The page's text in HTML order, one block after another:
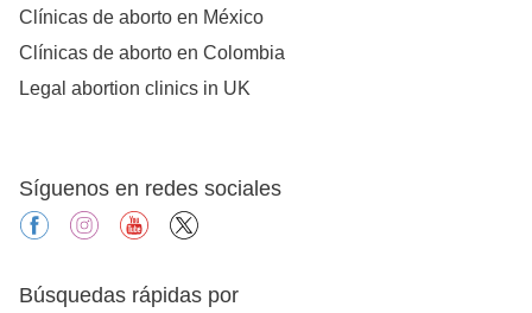
Clínicas de aborto en México
Clínicas de aborto en Colombia
Legal abortion clinics in UK
Síguenos en redes sociales
facebookinstagramyoutube
Búsquedas rápidas por